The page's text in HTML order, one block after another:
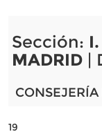
Sección:
MADRID|
19